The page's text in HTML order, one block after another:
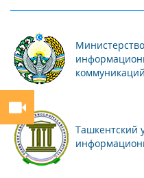
Ташкентский